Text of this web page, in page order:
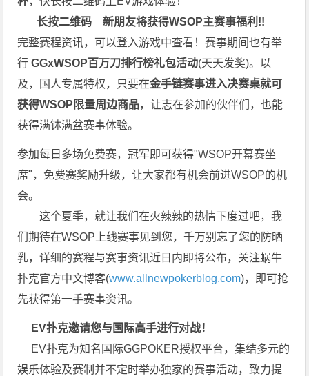
长按二维码新朋友将获得WSOP主赛事福利!!
完整赛程资讯，可以登入游戏中查看！赛事期间也有举
行 GGxWSOP百万刀排行榜礼包活动(天天发奖)。以
及，国人专属特权，只要在金手链赛事进入决赛桌就可
获得WSOP限量周边商品，让志在参加的伙伴们，也能
获得满钵满盆赛事体验。
参加每日多场免费赛，冠军即可获得"WSOP开幕赛坐
席"，免费赛奖励升级，让大家都有机会前进WSOP的机
会。
这个夏季，就让我们在火辣辣的热情下度过吧，我
们期待在WSOP上线赛事见到您，千万别忘了您的防晒
乳，详细的赛程与赛事资讯近日内即将公布，关注蜗牛
扑克官方中文博客(www.allnewpokerblog.com)，即可抢
先获得第一手赛事资讯。
EV扑克邀请您与国际高手进行对战！
EV扑克为知名国际GGPOKER授权平台，集结多元的
娱乐体验及赛制并不定时举办独家的赛事活动，致力提